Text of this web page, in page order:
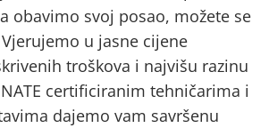
obavimo svoj posao, možete se
u jasne cijene
troškova i najvišu razinu
certificiranim tehničarima i
dajemo vam savršenu